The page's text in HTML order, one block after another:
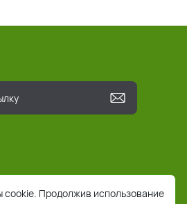
Продолжив использование